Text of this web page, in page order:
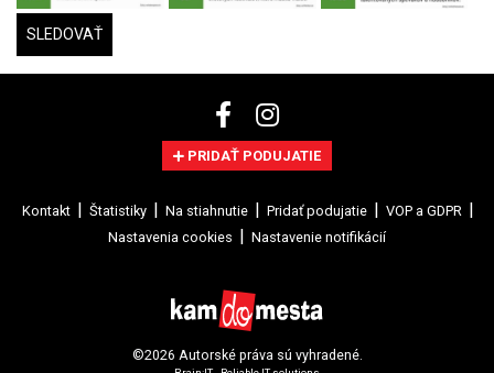
SLEDOVAŤ
PRIDAŤ PODUJATIE
Kontakt Štatistiky Na stiahnutie Pridať podujatie
VOP a GDPR
Nastavenia cookies
Nastavenie notifikácií
©2026 Autorské práva sú vyhradené.